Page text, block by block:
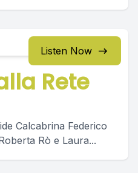
Listen Now
Rete
Calcabrina Federico
Rò e Laura...